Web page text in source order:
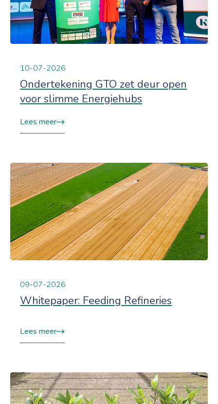
10-07-2026
Ondertekening GTO zet deur open
voor slimme Energiehubs
Lees meer
09-07-2026
Whitepaper: Feeding Refineries
Lees meer